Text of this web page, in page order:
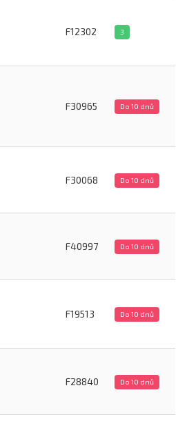
F12302 3
F30965 Do 10 dnů
F30068 Do 10 dnů
F40997 Do 10 dnů
F19513 Do 10 dnů
F28840 Do 10 dnů